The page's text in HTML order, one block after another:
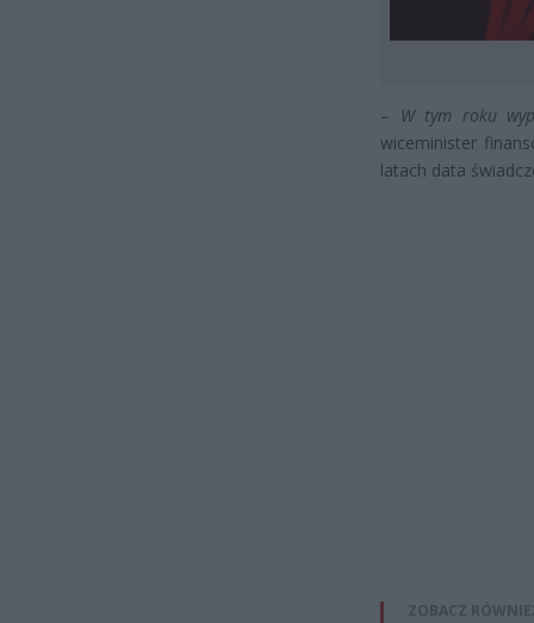
–
W tym roku
wiceminister
latach data
ZOBACZ